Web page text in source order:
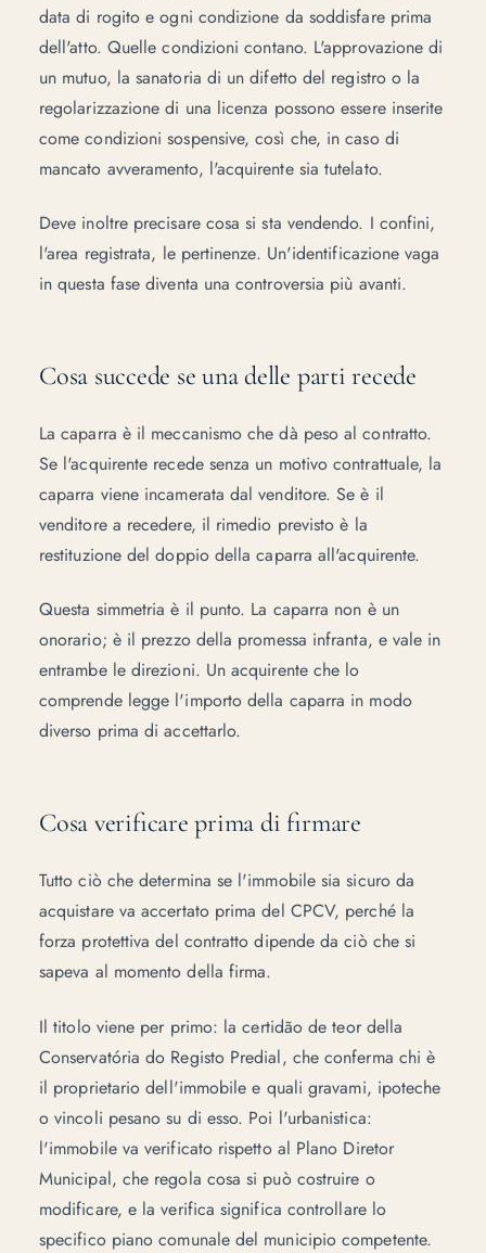
data di rogito e ogni condizione da soddisfare prima
dell'atto. Quelle condizioni contano. L'approvazione di
un mutuo, la sanatoria di un difetto del registro o la
regolarizzazione di una licenza possono essere inserite
come condizioni sospensive, così che, in caso di
mancato avveramento, l'acquirente sia tutelato.
Deve inoltre precisare cosa si sta vendendo. I confini,
l'area registrata, le pertinenze. Un'identificazione vaga
in questa fase diventa una controversia più avanti.
Cosa succede se una delle parti recede
La caparra è il meccanismo che dà peso al contratto.
Se l'acquirente recede senza un motivo contrattuale, la
caparra viene incamerata dal venditore. Se è il
venditore a recedere, il rimedio previsto è la
restituzione del doppio della caparra all'acquirente.
Questa simmetria è il punto. La caparra non è un
onorario; è il prezzo della promessa infranta, e vale in
entrambe le direzioni. Un acquirente che lo
comprende legge l'importo della caparra in modo
diverso prima di accettarlo.
Cosa verificare prima di firmare
Tutto ciò che determina se l'immobile sia sicuro da
acquistare va accertato prima del CPCV, perché la
forza protettiva del contratto dipende da ciò che si
sapeva al momento della firma.
Il titolo viene per primo: la certidão de teor della
Conservatória do Registo Predial, che conferma chi è
il proprietario dell'immobile e quali gravami, ipoteche
o vincoli pesano su di esso. Poi l'urbanistica:
l'immobile va verificato rispetto al Plano Diretor
Municipal, che regola cosa si può costruire o
modificare, e la verifica significa controllare lo
specifico piano comunale del municipio competente.